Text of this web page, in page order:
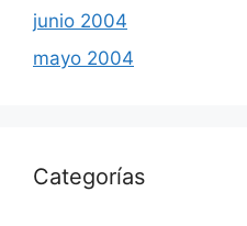
junio 2004
mayo 2004
Categorías